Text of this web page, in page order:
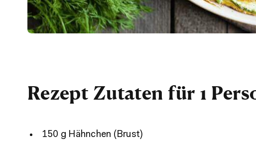
Rezept Zutaten für 1
150 g Hähnchen (Brust)